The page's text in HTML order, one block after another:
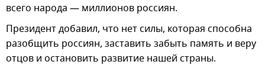
всего народа — миллионов россиян.
Президент добавил, что нет силы, которая способна
разобщить россиян, заставить забыть память и веру
отцов и остановить развитие нашей страны.